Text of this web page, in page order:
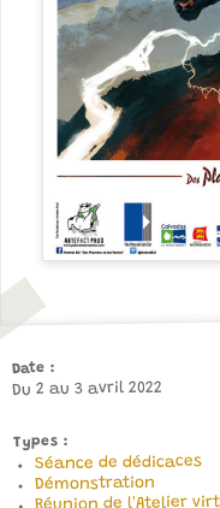
Date
Du 2 au 3 avril 2022
Types
Séance de dédicaces
Démonstration
Réunion de l'Atelier